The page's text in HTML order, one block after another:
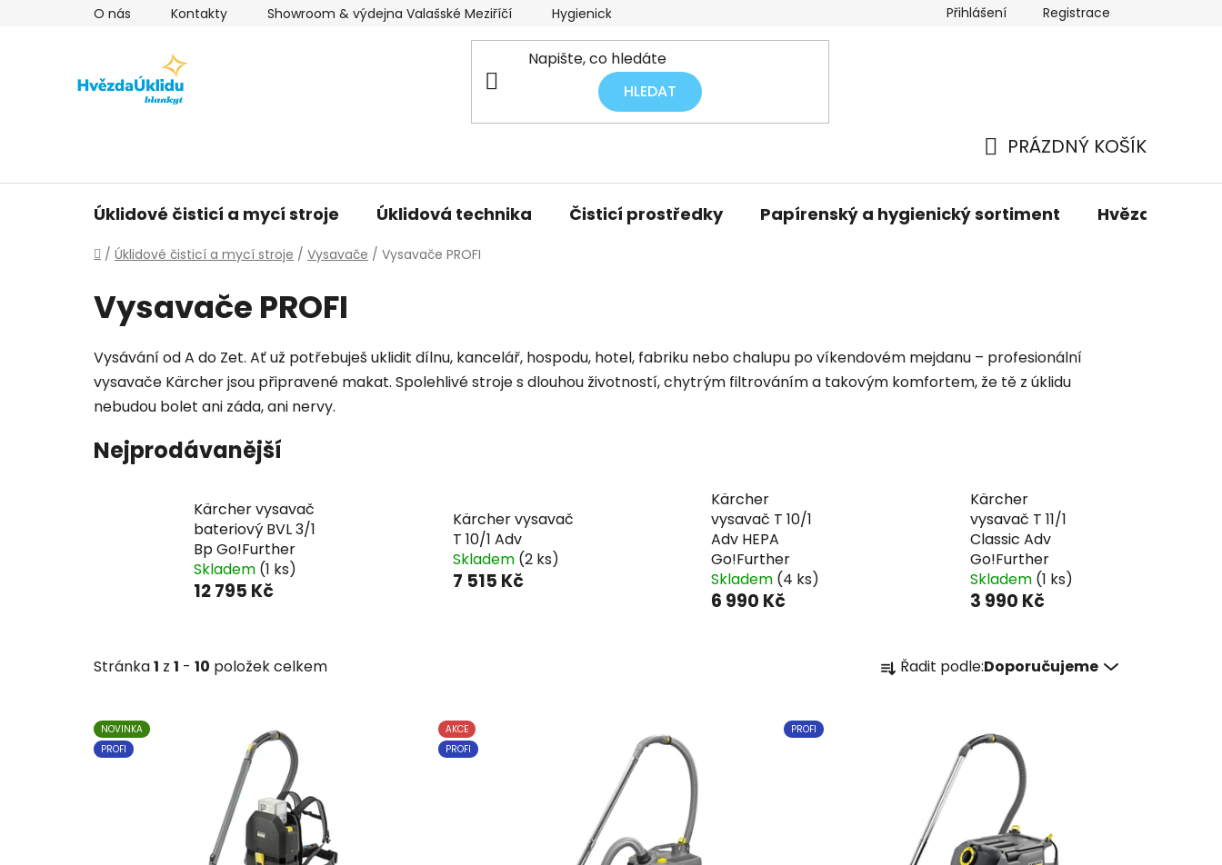
O nás Kontakty Showroom & výdejna Valašské Meziříčí Hygienický audit úklidu Podmínky ochrany osobních údajů
Přihlášení Registrace
HLEDAT
NÁKUPNÍ
PRÁZDNÝ KOŠÍK
Úklidové čisticí a mycí stroje Úklidová technika Čisticí prostředky Papírenský a hygienický sortiment Hvězdné
Domů
/ Úklidové čisticí a mycí stroje / Vysavače / Vysavače PROFI
Vysavače PROFI
Vysávání od A do Zet. Ať už potřebuješ uklidit dílnu, kancelář, hospodu, hotel, fabriku nebo chalupu po víkendovém mejdanu – profesionální
vysavače Kärcher jsou připravené makat. Spolehlivé stroje s dlouhou životností, chytrým filtrováním a takovým komfortem, že tě z úklidu
nebudou bolet ani záda, ani nervy.
Nejprodávanější
Kärcher vysavač
bateriový BVL 3/1
Bp Go!Further
Skladem (1 ks)
12 795 Kč
Kärcher vysavač
T 10/1 Adv
Skladem (2 ks)
7 515 Kč
Kärcher
vysavač T 10/1
Adv HEPA
Go!Further
Skladem (4 ks)
6 990 Kč
Kärcher
vysavač T 11/1
Classic Adv
Go!Further
Skladem (1 ks)
3 990 Kč
Stránka1 z 1 - 10 položek celkem a Řadit podle:Doporučujeme
V
ý
NOVINKA
PROFI
AKCE
PROFI
PROFI